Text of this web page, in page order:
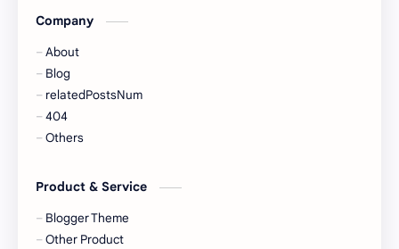
Company
About
Blog
relatedPostsNum
404
Others
Product & Service
Blogger Theme
Other Product